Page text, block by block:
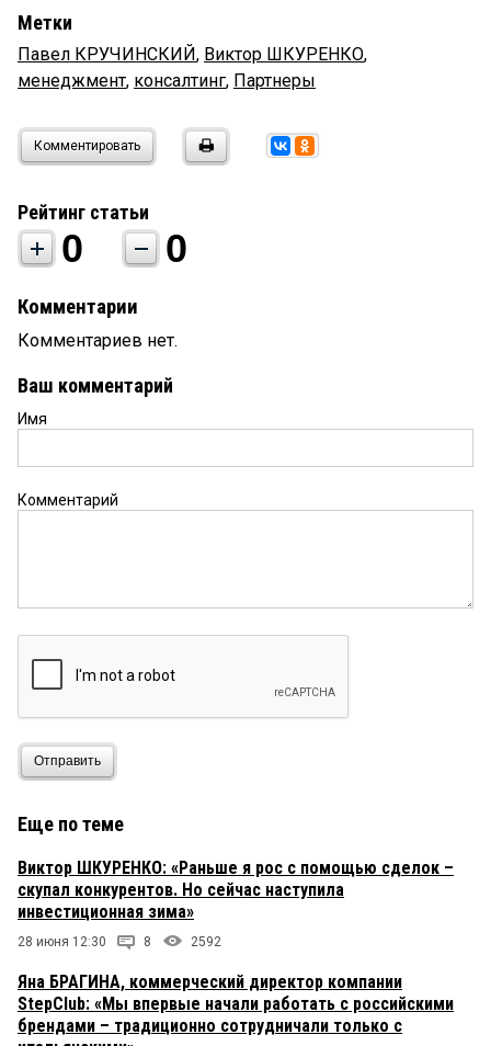
Метки
Павел КРУЧИНСКИЙ, Виктор ШКУРЕНКО,
менеджмент, консалтинг, Партнеры
Комментировать
Рейтинг статьи
0 0
Комментарии
Комментариев нет.
Ваш комментарий
Имя
Комментарий
Отправить
Еще по теме
Виктор ШКУРЕНКО: «Раньше я рос с помощью сделок –
скупал конкурентов. Но сейчас наступила
инвестиционная зима»
28 июня 12:30 8 2592
Яна БРАГИНА, коммерческий директор компании
StepClub: «Мы впервые начали работать с российскими
брендами – традиционно сотрудничали только с